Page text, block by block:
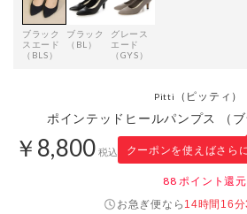
ブラック
スエード
（BLS）
ブラック
（BL）
グレース
エード
（GYS）
Pitti （ピッティ）
ポインテッドヒールパンプス （ブ
￥8,800 税込 クーポンを使えばさら
88 ポイント還元
お急ぎ便なら 14時間16